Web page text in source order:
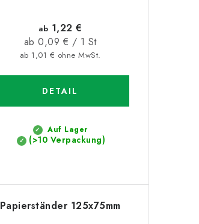
Auf Lager
(>10 Verpackung)
ab 1,01 € ohne MwSt.
ab 1,22 €
Verkaufspreis:
ab 0,09 € / 1 St
DETAIL
Papierständer 125x75mm